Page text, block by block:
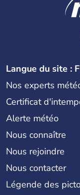
Langue du site :
Nos experts
Certificat
Alerte météo
Nous connaître
Nous rejoindre
Nous contacter
Légende des